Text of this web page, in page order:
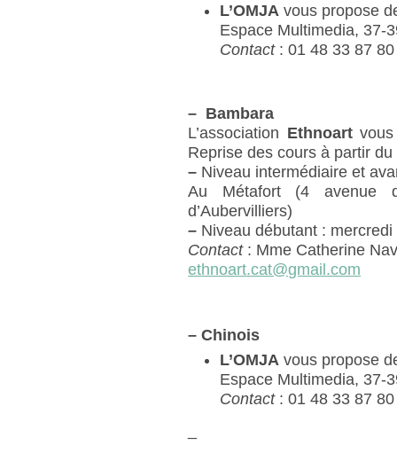
L’OMJA vous propose
Espace Multimedia, 37-
Contact: 01 48 33 87
– Bambara
L’association Ethnoartvous
Reprise des cours à partir
– Niveau intermédiaire et
Au Métafort (4 avenue
d’Aubervilliers)
– Niveau débutant :
Contact: Mme Catherine
ethnoart.cat@gmail.com
– Chinois
L’OMJA vous propose
Espace Multimedia, 37-
Contact: 01 48 33 87